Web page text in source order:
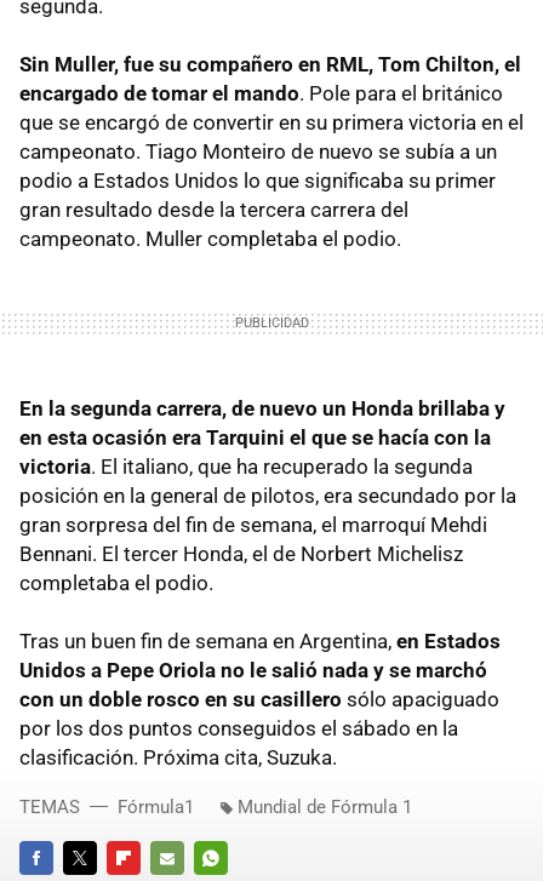
segunda.
Sin Muller, fue su compañero en RML, Tom Chilton, el
encargado de tomar el mando. Pole para el británico
que se encargó de convertir en su primera victoria en el
campeonato. Tiago Monteiro de nuevo se subía a un
podio a Estados Unidos lo que significaba su primer
gran resultado desde la tercera carrera del
campeonato. Muller completaba el podio.
En la segunda carrera, de nuevo un Honda brillaba y
en esta ocasión era Tarquini el que se hacía con la
victoria. El italiano, que ha recuperado la segunda
posición en la general de pilotos, era secundado por la
gran sorpresa del fin de semana, el marroquí Mehdi
Bennani. El tercer Honda, el de Norbert Michelisz
completaba el podio.
Tras un buen fin de semana en Argentina, en Estados
Unidos a Pepe Oriola no le salió nada y se marchó
con un doble rosco en su casillero sólo apaciguado
por los dos puntos conseguidos el sábado en la
clasificación. Próxima cita, Suzuka.
TEMAS Fórmula1 Mundial de Fórmula 1